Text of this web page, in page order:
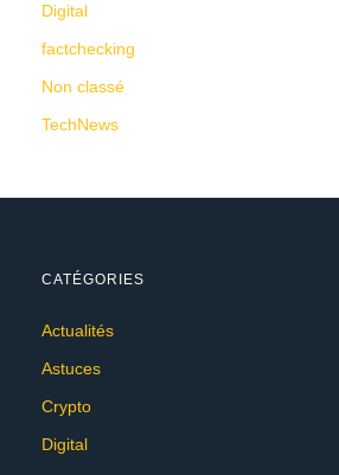
Digital
factchecking
Non classé
TechNews
CATÉGORIES
Actualités
Astuces
Crypto
Digital